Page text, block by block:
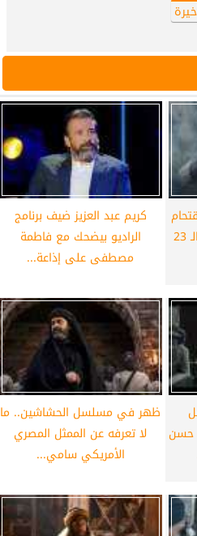
كريم عبد العزيز ضيف برنامج
الراديو بيضحك مع فاطمة
مصطفى على إذاعة...
نساء حسن
ظهر في مسلسل الحشاشين.. ما
لا تعرفه عن الممثل المصري
الأمريكي سامي...
ينهي أزمة خوان بيزيرا.. واللاعب
يقترب من العودة إلى القاهرة